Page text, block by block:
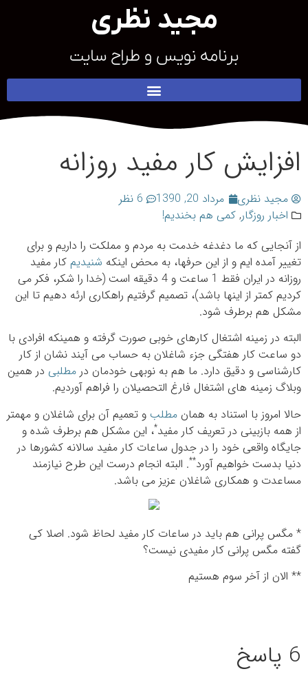
مجید نظری
برنامه نویس و طراح سایت
افزایش کار مفید روزانه
مجید نظری مرداد 20, 1390
6 نظر
اخبار روزگار, کمی هم بخندیم!
از آنجایی که ما دغدغه خدمت به مردم و مملکت را داریم و برای
تغییر آمده ایم و از این حرفها، به محض اینکه شنیدیم کار مفید
روزانه در ایران فقط 1 ساعت و 4 دقیقه است (خدا را شکر، فکر می
کردیم کمتر از اینها باشد)، تصمیم گرفتیم راهکاری ارئه دهیم تا این
مشکل هم برطرف شود.
البته در زمینه اشتغال کارهای خوبی صورت گرفته و همینکه افرادی با
دو ساعت کار هفتگی جزء شاغلان به حساب می آیند نشان از کار
کارشناسی و دقیق دارد. ما هم به نوبه‎ی خودمان در
مطلبی در همین
وبلاگ زمینه های اشتغال فارغ التحصیلان را فراهم آوردیم.
حالا امروز با استناد به همان مطلب و تعمیم آن برای شاغلان و مهمتر
از همه بازبینی در تعریف کار مفید*، این مشکل هم برطرف شده و
جایگاه واقعی خود را در جدول ساعات کار مفید سالانه کشورها در
دنیا بدست خواهیم آورد**. البته انجام درست این طرح نیازمند
مساعدت و همکاری شاغلان عزیز می باشد.
* مگس پرانی هم باید در ساعات کار مفید لحاظ شود. اصلا کی
گفته مگس پرانی کار مفیدی نیست؟
** الان از آخر سوم هستیم
6 پاسخ